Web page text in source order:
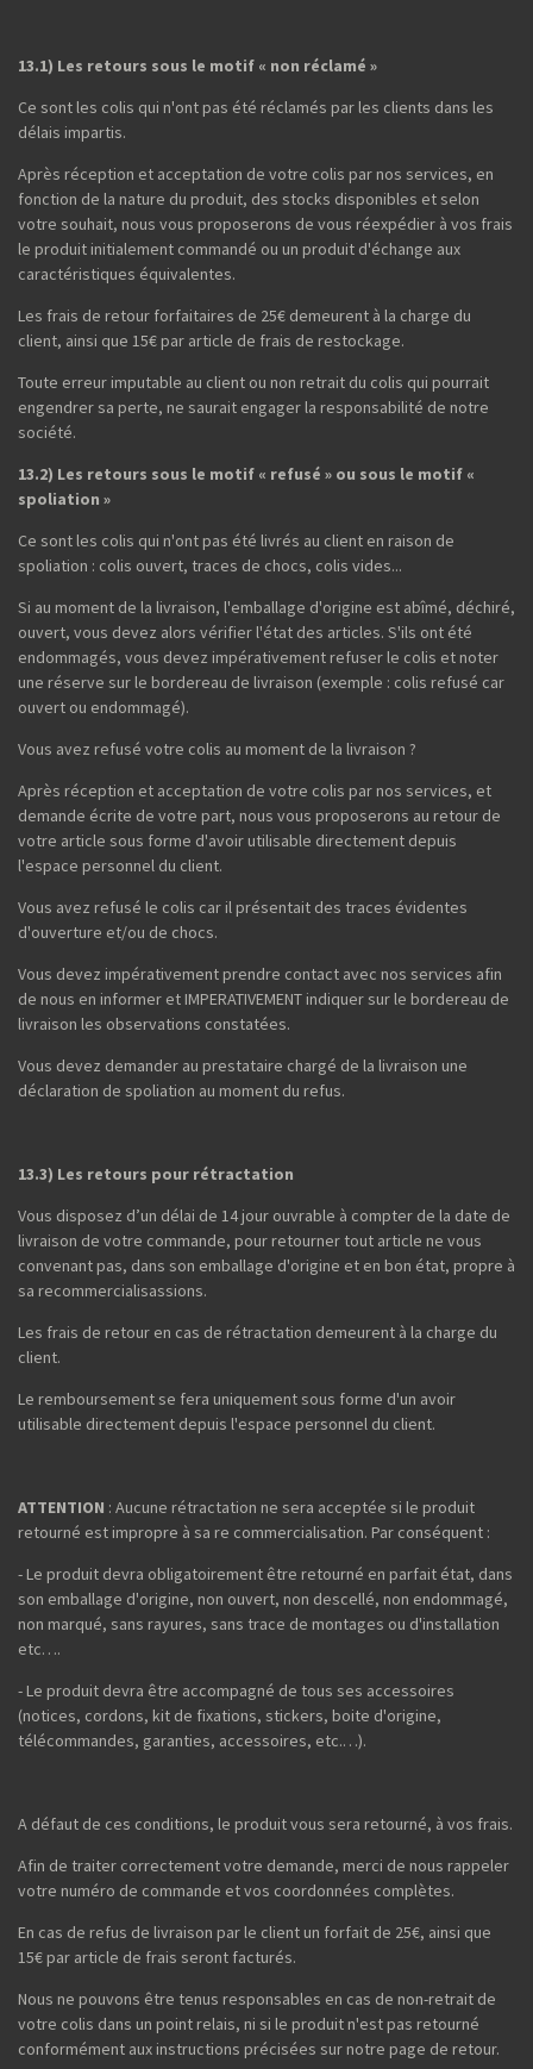
13.1) Les retours sous le motif « non réclamé »
Ce sont les colis qui n'ont pas été réclamés par les clients dans les
délais impartis.
Après réception et acceptation de votre colis par nos services, en
fonction de la nature du produit, des stocks disponibles et selon
votre souhait, nous vous proposerons de vous réexpédier à vos frais
le produit initialement commandé ou un produit d'échange aux
caractéristiques équivalentes.
Les frais de retour forfaitaires de 25€ demeurent à la charge du
client, ainsi que 15€ par article de frais de restockage.
Toute erreur imputable au client ou non retrait du colis qui pourrait
engendrer sa perte, ne saurait engager la responsabilité de notre
société.
13.2) Les retours sous le motif « refusé » ou sous le motif «
spoliation »
Ce sont les colis qui n'ont pas été livrés au client en raison de
spoliation : colis ouvert, traces de chocs, colis vides...
Si au moment de la livraison, l'emballage d'origine est abîmé, déchiré,
ouvert, vous devez alors vérifier l'état des articles. S'ils ont été
endommagés, vous devez impérativement refuser le colis et noter
une réserve sur le bordereau de livraison (exemple : colis refusé car
ouvert ou endommagé).
Vous avez refusé votre colis au moment de la livraison ?
Après réception et acceptation de votre colis par nos services, et
demande écrite de votre part, nous vous proposerons au retour de
votre article sous forme d'avoir utilisable directement depuis
l'espace personnel du client.
Vous avez refusé le colis car il présentait des traces évidentes
d'ouverture et/ou de chocs.
Vous devez impérativement prendre contact avec nos services afin
de nous en informer et IMPERATIVEMENT indiquer sur le bordereau de
livraison les observations constatées.
Vous devez demander au prestataire chargé de la livraison une
déclaration de spoliation au moment du refus.
13.3) Les retours pour rétractation
Vous disposez d’un délai de 14 jour ouvrable à compter de la date de
livraison de votre commande, pour retourner tout article ne vous
convenant pas, dans son emballage d'origine et en bon état, propre à
sa recommercialisassions.
Les frais de retour en cas de rétractation demeurent à la charge du
client.
Le remboursement se fera uniquement sous forme d'un avoir
utilisable directement depuis l'espace personnel du client.
ATTENTION : Aucune rétractation ne sera acceptée si le produit
retourné est impropre à sa re commercialisation. Par conséquent :
- Le produit devra obligatoirement être retourné en parfait état, dans
son emballage d'origine, non ouvert, non descellé, non endommagé,
non marqué, sans rayures, sans trace de montages ou d'installation
etc….
- Le produit devra être accompagné de tous ses accessoires
(notices, cordons, kit de fixations, stickers, boite d'origine,
télécommandes, garanties, accessoires, etc.…).
A défaut de ces conditions, le produit vous sera retourné, à vos frais.
Afin de traiter correctement votre demande, merci de nous rappeler
votre numéro de commande et vos coordonnées complètes.
En cas de refus de livraison par le client un forfait de 25€, ainsi que
15€ par article de frais seront facturés.
Nous ne pouvons être tenus responsables en cas de non-retrait de
votre colis dans un point relais, ni si le produit n'est pas retourné
conformément aux instructions précisées sur notre page de retour.